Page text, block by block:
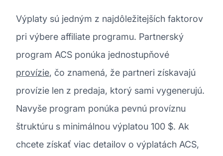
Výplaty sú jedným z najdôležitejších faktorov
pri výbere affiliate programu. Partnerský
program ACS ponúka jednostupňové
provízie, čo znamená, že partneri získavajú
provízie len z predaja, ktorý sami vygenerujú.
Navyše program ponúka pevnú províznu
štruktúru s minimálnou výplatou 100 $. Ak
chcete získať viac detailov o výplatách ACS,